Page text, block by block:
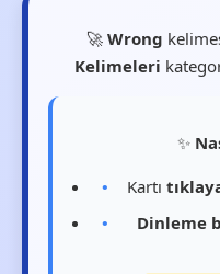
🚀 Wrong
Kelimeleri
✨
Kartı
Dinleme